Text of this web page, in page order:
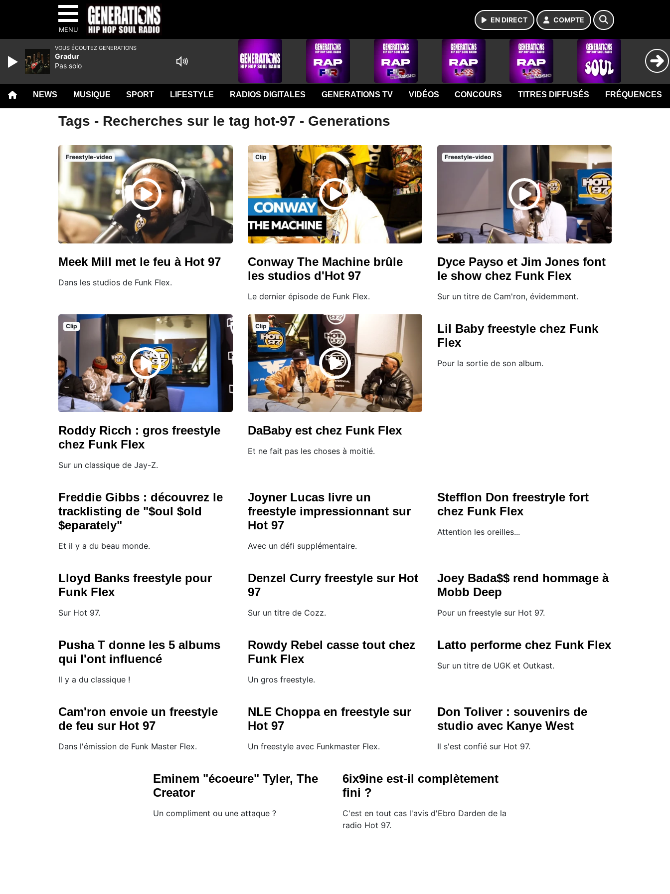
MENU
EN DIRECT COMPTE
NEWS MUSIQUE SPORT LIFESTYLE RADIOS DIGITALES GENERATIONS TV VIDÉOS CONCOURS TITRES DIFFUSÉS FRÉQUENCES
Tags - Recherches sur le tag hot-97 - Generations
Freestyle-video
Meek Mill met le feu à Hot 97
Dans les studios de Funk Flex.
Clip
Conway The Machine brûle
les studios d'Hot 97
Le dernier épisode de Funk Flex.
Freestyle-video
Dyce Payso et Jim Jones font
le show chez Funk Flex
Sur un titre de Cam'ron, évidemment.
Clip
Roddy Ricch : gros freestyle
chez Funk Flex
Sur un classique de Jay-Z.
Clip
DaBaby est chez Funk Flex
Et ne fait pas les choses à moitié.
Lil Baby freestyle chez Funk
Flex
Pour la sortie de son album.
Freddie Gibbs : découvrez le
tracklisting de "$oul $old
$eparately"
Et il y a du beau monde.
Joyner Lucas livre un
freestyle impressionnant sur
Hot 97
Avec un défi supplémentaire.
Stefflon Don freestryle fort
chez Funk Flex
Attention les oreilles...
Lloyd Banks freestyle pour
Funk Flex
Sur Hot 97.
Denzel Curry freestyle sur Hot
97
Sur un titre de Cozz.
Joey Bada$$ rend hommage à
Mobb Deep
Pour un freestyle sur Hot 97.
Pusha T donne les 5 albums
qui l'ont influencé
Il y a du classique !
Rowdy Rebel casse tout chez
Funk Flex
Un gros freestyle.
Latto performe chez Funk Flex
Sur un titre de UGK et Outkast.
Cam'ron envoie un freestyle
de feu sur Hot 97
Dans l'émission de Funk Master Flex.
NLE Choppa en freestyle sur
Hot 97
Un freestyle avec Funkmaster Flex.
Don Toliver : souvenirs de
studio avec Kanye West
Il s'est confié sur Hot 97.
Eminem "écoeure" Tyler, The
Creator
Un compliment ou une attaque ?
6ix9ine est-il complètement
fini ?
C'est en tout cas l'avis d'Ebro Darden de la
radio Hot 97.
VOUS ÉCOUTEZ GENERATIONS
Gradur
Pas solo